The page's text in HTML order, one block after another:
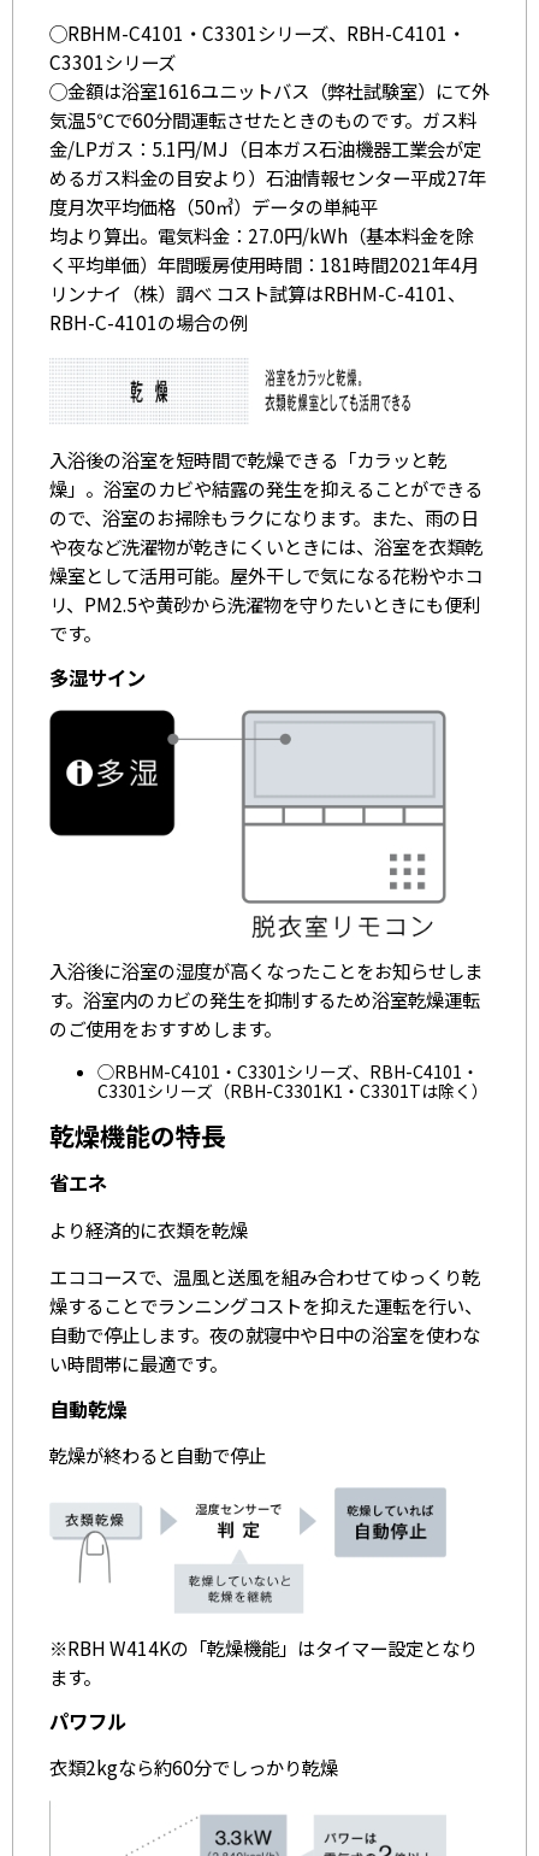
◯RBHM-C4101・C3301シリーズ、RBH-C4101・
C3301シリーズ
◯金額は浴室1616ユニットバス（弊社試験室）にて外
気温5℃で60分間運転させたときのものです。ガス料
金/LPガス：5.1円/MJ（日本ガス石油機器工業会が定
めるガス料金の目安より）石油情報センター平成27年
度月次平均価格（50㎥）データの単純平
均より算出。電気料金：27.0円/kWh（基本料金を除
く平均単価）年間暖房使用時間：181時間2021年4月
リンナイ（株）調べ コスト試算はRBHM-C-4101、
RBH-C-4101の場合の例
入浴後の浴室を短時間で乾燥できる「カラッと乾
燥」。浴室のカビや結露の発生を抑えることができる
ので、浴室のお掃除もラクになります。また、雨の日
や夜など洗濯物が乾きにくいときには、浴室を衣類乾
燥室として活用可能。屋外干しで気になる花粉やホコ
リ、PM2.5や黄砂から洗濯物を守りたいときにも便利
です。
多湿サイン
入浴後に浴室の湿度が高くなったことをお知らせしま
す。浴室内のカビの発生を抑制するため浴室乾燥運転
のご使用をおすすめします。
◯RBHM-C4101・C3301シリーズ、RBH-C4101・
C3301シリーズ（RBH-C3301K1・C3301Tは除く）
乾燥機能の特長
省エネ
より経済的に衣類を乾燥
エココースで、温風と送風を組み合わせてゆっくり乾
燥することでランニングコストを抑えた運転を行い、
自動で停止します。夜の就寝中や日中の浴室を使わな
い時間帯に最適です。
自動乾燥
乾燥が終わると自動で停止
※RBH W414Kの「乾燥機能」はタイマー設定となり
ます。
パワフル
衣類2kgなら約60分でしっかり乾燥